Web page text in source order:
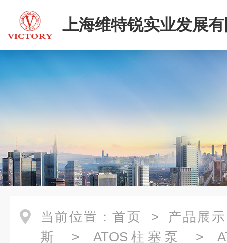
上海维特锐实业发展
当前位置： 首页 > 产品展示
斯
> ATOS柱塞泵
>